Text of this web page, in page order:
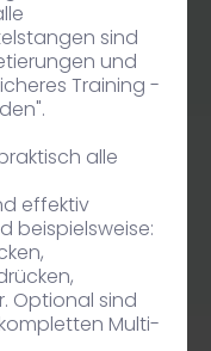
sind
und
Training -
alle
effektiv
beispielsweise:
Optional sind
Multi-